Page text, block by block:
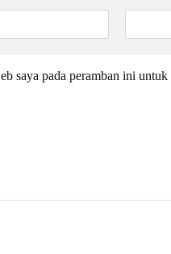
saya pada peramban ini